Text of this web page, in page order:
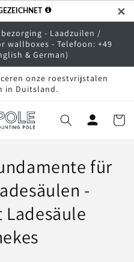
✕
bezorging - Laadzuilen /
wallboxes - Telefoon: +49
& German)
onze roestvrijstalen
in Duitsland.
für
-